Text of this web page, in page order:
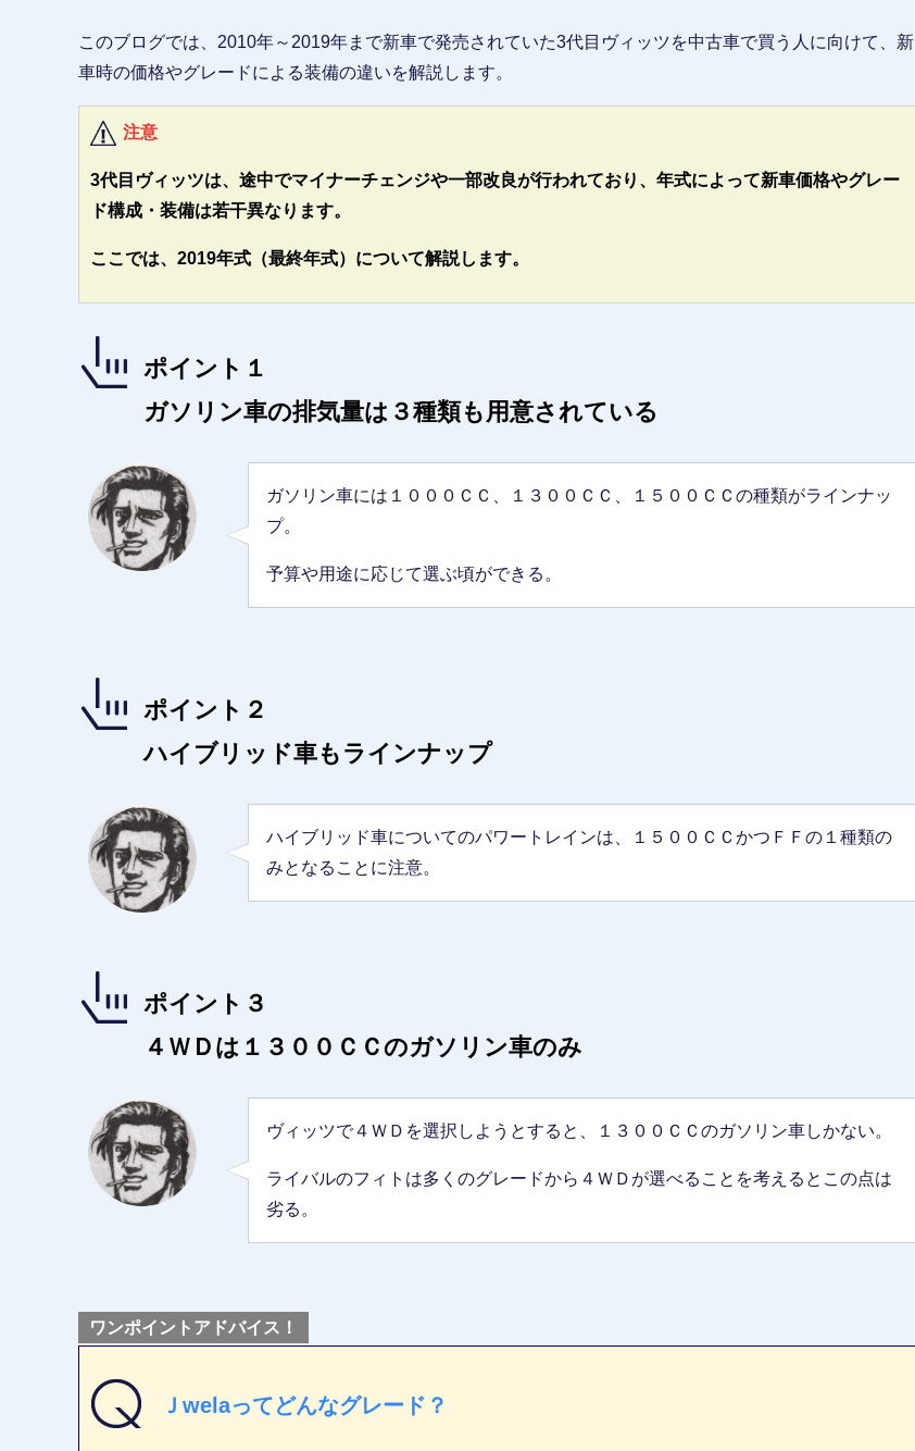
このブログでは、2010年～2019年まで新車で発売されていた3代目ヴィッツを中古車で買う人に向けて、新
車時の価格やグレードによる装備の違いを解説します。
注意
3代目ヴィッツは、途中でマイナーチェンジや一部改良が行われており、年式によって新車価格やグレー
ド構成・装備は若干異なります。
ここでは、2019年式（最終年式）について解説します。
ポイント１
ガソリン車の排気量は３種類も用意されている
ガソリン車には１０００ＣＣ、１３００ＣＣ、１５００ＣＣの種類がラインナッ
プ。
予算や用途に応じて選ぶ頃ができる。
ポイント２
ハイブリッド車もラインナップ
ハイブリッド車についてのパワートレインは、１５００ＣＣかつＦＦの１種類の
みとなることに注意。
ポイント３
４ＷＤは１３００ＣＣのガソリン車のみ
ヴィッツで４ＷＤを選択しようとすると、１３００ＣＣのガソリン車しかない。
ライバルのフィトは多くのグレードから４ＷＤが選べることを考えるとこの点は
劣る。
ワンポイントアドバイス！
Ｊwelaってどんなグレード？